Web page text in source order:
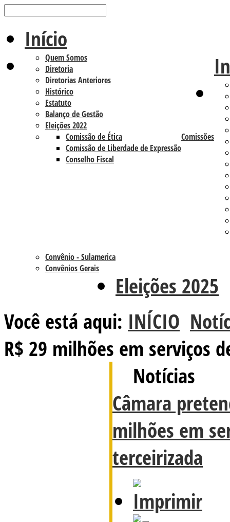
Início
Quem Somos
Diretoria
Diretorias Anteriores
Histórico
Estatuto
Balanço de Gestão
Eleições 2022
Comissões
Comissão de Ética
Comissão de Liberdade de Expressão
Conselho Fiscal
Convênio - Sulamerica
Convênios Gerais
Eleições 2025
Você está aqui: INÍCIO
R$ 29 milhões em serviços
Notícias
Câmara
milhões em
terceirizada